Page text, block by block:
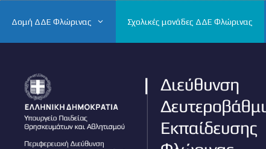
Δομή ΔΔΕ Φλώρινας Σχολικές μονάδες ΔΔΕ Φλώρινας